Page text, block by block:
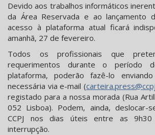
Devido aos trabalhos informáticos
da Área Reservada e ao lançamento
acesso à plataforma atual ficará
amanhã, 27 de fevereiro.
Todos os profissionais que
requerimentos durante o período
plataforma, poderão fazê-lo
necessária via e-mail (
registado para a nossa morada (Rua
052 Lisboa). Podem, ainda, deslocar-
CCPJ nos dias úteis entre as
interrupção.